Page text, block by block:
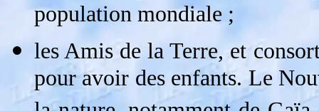
population mondiale ;
les Amis de la Terre, et
pour avoir des enfants. Le